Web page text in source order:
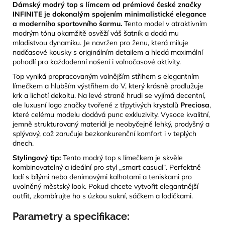
Dámský modrý top s límcem od prémiové české značky
INFINITE je dokonalým spojením minimalistické elegance
a moderního sportovního šarmu. Tento model v atraktivním
modrým tónu okamžitě osvěží váš šatník a dodá mu
mladistvou dynamiku. Je navržen pro ženu, která miluje
nadčasové kousky s originálním detailem a hledá maximální
pohodlí pro každodenní nošení i volnočasové aktivity.
Top vyniká propracovaným volnějším střihem s elegantním
límečkem a hlubším výstřihem do V, který krásně prodlužuje
krk a lichotí dekoltu. Na levé straně hrudi se vyjímá decentní,
ale luxusní logo značky tvořené z třpytivých krystalů Preciosa,
které celému modelu dodává punc exkluzivity. Vysoce kvalitní,
jemně strukturovaný materiál je neobyčejně lehký, prodyšný a
splývavý, což zaručuje bezkonkurenční komfort i v teplých
dnech.
Stylingový tip: Tento modrý top s límečkem je skvěle
kombinovatelný a ideální pro styl „smart casual“. Perfektně
ladí s bílými nebo denimovými kalhotami a teniskami pro
uvolněný městský look. Pokud chcete vytvořit elegantnější
outfit, zkombírujte ho s úzkou sukní, sáčkem a lodičkami.
Parametry a specifikace: